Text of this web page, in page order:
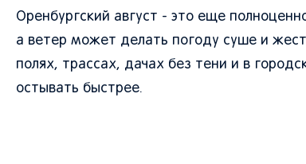
Оренбургский август - это еще
а ветер может делать погоду суше и
полях, трассах, дачах без тени и в
остывать быстрее.